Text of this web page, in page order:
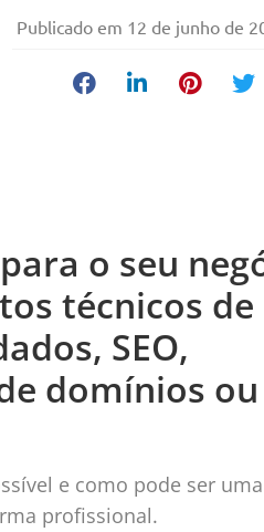
Publicado em 12 de junho de
o seu
técnicos de
SEO,
domínios ou
e como pode ser
profissional.